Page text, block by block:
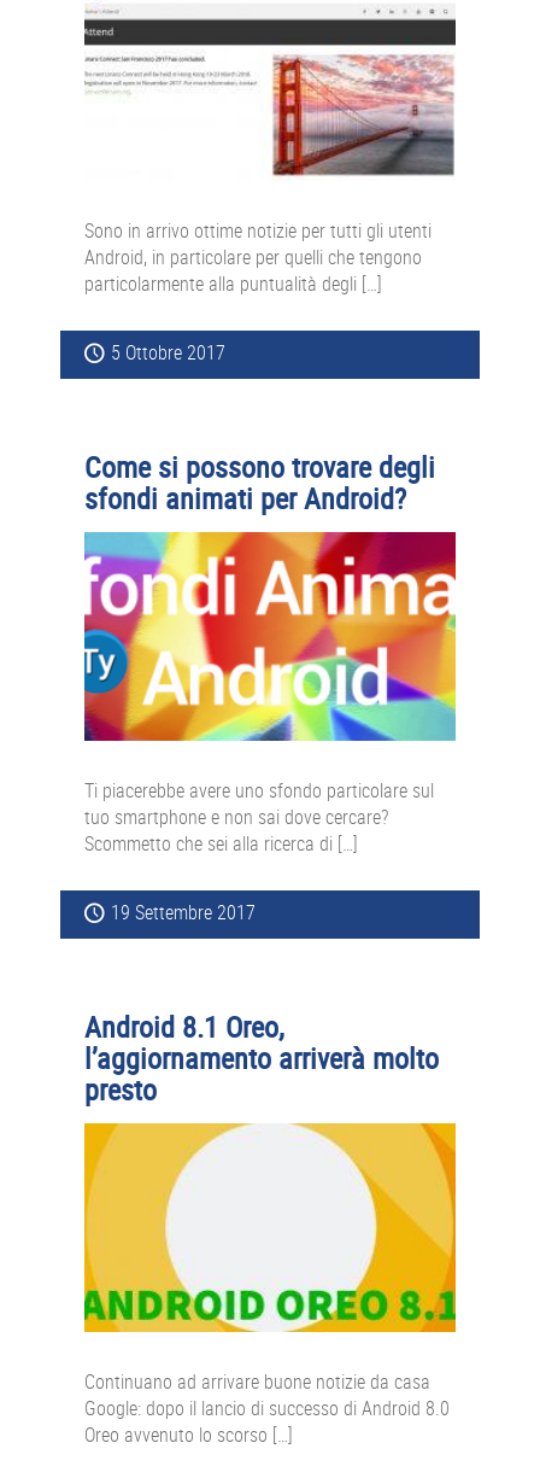
Sono in arrivo ottime notizie per tutti gli utenti
Android, in particolare per quelli che tengono
particolarmente alla puntualità degli […]
5 Ottobre 2017
Come si possono trovare degli
sfondi animati per Android?
Ti piacerebbe avere uno sfondo particolare sul
tuo smartphone e non sai dove cercare?
Scommetto che sei alla ricerca di […]
19 Settembre 2017
Android 8.1 Oreo,
l’aggiornamento arriverà molto
presto
Continuano ad arrivare buone notizie da casa
Google: dopo il lancio di successo di Android 8.0
Oreo avvenuto lo scorso […]